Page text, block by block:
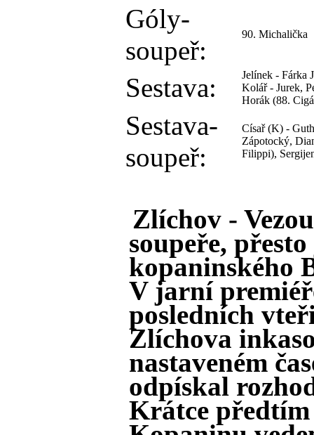
Góly-
soupeř:
90. Michalička
Sestava:
Jelínek - Fárka
Kolář - Jurek,
Horák (88.
Sestava-
soupeř:
Císař (K) -
Zápotocký,
Filippi),
Zlíchov -
soupeře,
kopaninského
V jarní
posledních
Zlíchova
nastaveném
odpískal
Krátce